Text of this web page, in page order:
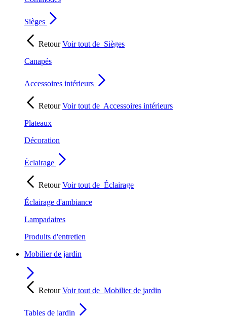
Sièges
RetourVoir tout de Sièges
Canapés
Accessoires intérieurs
RetourVoir tout de Accessoires intérieurs
Plateaux
Décoration
Éclairage
RetourVoir tout de Éclairage
Éclairage d'ambiance
Lampadaires
Produits d'entretien
Mobilier de jardin
RetourVoir tout de Mobilier de jardin
Tables de jardin